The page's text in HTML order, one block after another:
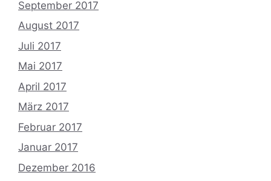
September 2017
August 2017
Juli 2017
Mai 2017
April 2017
März 2017
Februar 2017
Januar 2017
Dezember 2016